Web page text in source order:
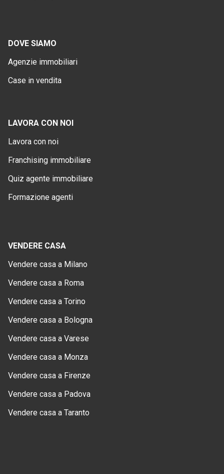
DOVE SIAMO
Agenzie immobiliari
Case in vendita
LAVORA CON NOI
Lavora con noi
Franchising immobiliare
Quiz agente immobiliare
Formazione agenti
VENDERE CASA
Vendere casa a Milano
Vendere casa a Roma
Vendere casa a Torino
Vendere casa a Bologna
Vendere casa a Varese
Vendere casa a Monza
Vendere casa a Firenze
Vendere casa a Padova
Vendere casa a Taranto